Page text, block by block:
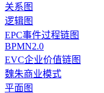
关系图
逻辑图
EPC事件过程链图
BPMN2.0
EVC企业价值链图
魏朱商业模式
平面图